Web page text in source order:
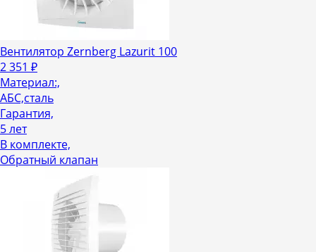
Вентилятор Zernberg Lazurit 100
2 351 ₽
Материал:,
АБС,сталь
Гарантия,
5 лет
В комплекте,
Обратный клапан